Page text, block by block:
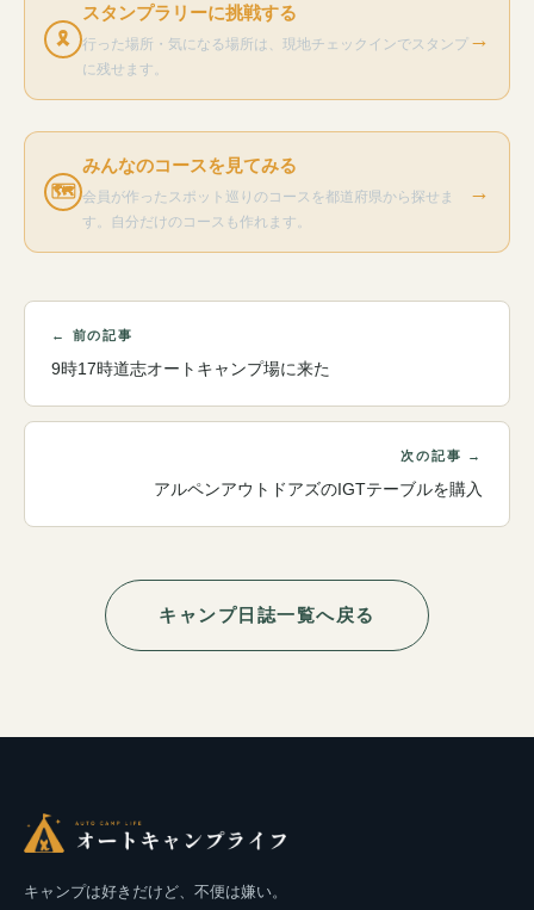
🎗
スタンプラリーに挑戦する
行った場所・気になる場所は、現地チェックインでスタンプ
に残せます。
→
🗺
みんなのコースを見てみる
会員が作ったスポット巡りのコースを都道府県から探せま
す。自分だけのコースも作れます。
→
← 前の記事
9時17時道志オートキャンプ場に来た
次の記事 →
アルペンアウトドアズのIGTテーブルを購入
キャンプ日誌一覧へ戻る
キャンプは好きだけど、不便は嫌い。